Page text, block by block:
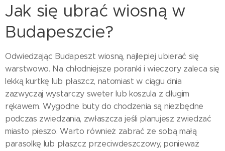
Jak się ubrać wiosną w
Budapeszcie?
Odwiedzając Budapeszt wiosną, najlepiej ubierać się
warstwowo. Na chłodniejsze poranki i wieczory zaleca się
lekką kurtkę lub płaszcz, natomiast w ciągu dnia
zazwyczaj wystarczy sweter lub koszula z długim
rękawem. Wygodne buty do chodzenia są niezbędne
podczas zwiedzania, zwłaszcza jeśli planujesz zwiedzać
miasto pieszo. Warto również zabrać ze sobą małą
parasolkę lub płaszcz przeciwdeszczowy, ponieważ